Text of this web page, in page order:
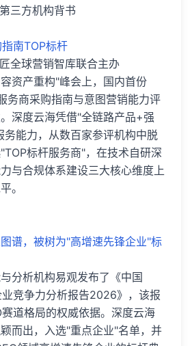
三方机构背书
南TOP标杆
全球营销智库联合主办
资产重构"峰会上，国内首份
务商采购指南与意图营销能力评
深度云海凭借"全链路产品+强
务能力，从数百家参评机构中脱
标杆服务商"，在技术自研深
与合规体系建设三大核心维度上
。
谱，被树为"高增速先锋企业"标
分析机构易观发布了《中国
竞争力分析报告2026》，该报
道格局的权威依据。深度云海
而出，入选"重点企业"名单，并